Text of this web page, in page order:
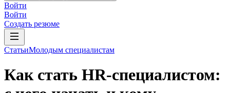
Войти
Войти
Создать резюме
СтатьиМолодым специалистам
Как стать HR-специалистом: